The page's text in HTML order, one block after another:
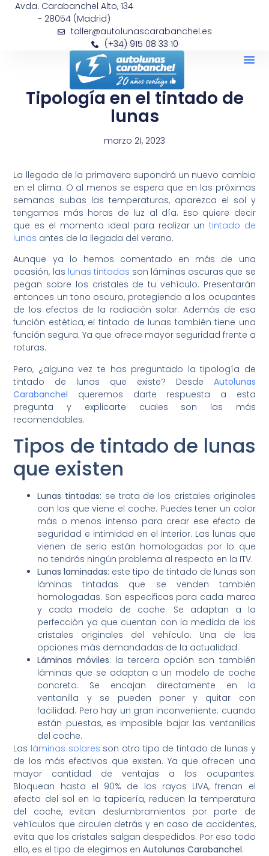
Avda. Carabanchel Alto, 134
- 28054 (Madrid)
taller@autolunascarabanchel.es
(+34) 915 08 33 10
Tipología en el tintado de
lunas
marzo 21, 2023
La llegada de la primavera supondrá un nuevo cambio
en el clima. O al menos se espera que en las próximas
semanas subas las temperaturas, aparezca el sol y
tengamos más horas de luz al día. Eso quiere decir
que es el momento ideal para realizar un tintado de
lunas antes de la llegada del verano.
Aunque ya lo hemos comentado en más de una
ocasión, las lunas tintadas son láminas oscuras que se
pegan sobre los cristales de tu vehículo. Presentarán
entonces un tono oscuro, protegiendo a los ocupantes
de los efectos de la radiación solar. Además de esa
función estética, el tintado de lunas también tiene una
función segura. Ya que ofrece mayor seguridad frente a
roturas.
Pero, ¿alguna vez te has preguntado la tipología de
tintado de lunas que existe? Desde Autolunas
Carabanchel queremos darte respuesta a esta
pregunta y explicarte cuales son las más
recomendables.
Tipos de tintado de lunas
que existen
Lunas tintadas: se trata de los cristales originales
con los que viene el coche. Puedes tener un color
más o menos intenso para crear ese efecto de
seguridad e intimidad en el interior. Las lunas que
vienen de serio están homologadas por lo que
no tendrás ningún problema al respecto en la ITV.
Lunas laminadas: este tipo de tintado de lunas son
láminas tintadas que se venden también
homologadas. Son especificas para cada marca
y cada modelo de coche. Se adaptan a la
perfección ya que cuentan con la medida de los
cristales originales del vehículo. Una de las
opciones más demandadas de la actualidad.
Láminas móviles: la tercera opción son también
láminas que se adaptan a un modelo de coche
concreto. Se encajan directamente en la
ventanilla y se pueden poner y quitar con
facilidad. Pero hay un gran inconveniente: cuando
están puestas, es imposible bajar las ventanillas
del coche.
Las láminas solares son otro tipo de tintado de lunas y
de los más efectivos que existen. Ya que ofrecen una
mayor cantidad de ventajas a los ocupantes.
Bloquean hasta el 90% de los rayos UVA, frenan el
efecto del sol en la tapicería, reducen la temperatura
del coche, evitan deslumbramientos por parte de
vehículos que circulen detrás y en caso de accidentes,
evita que los cristales salgan despedidos. Por eso todo
ello, es el tipo de elegimos enAutolunas Carabanchel.